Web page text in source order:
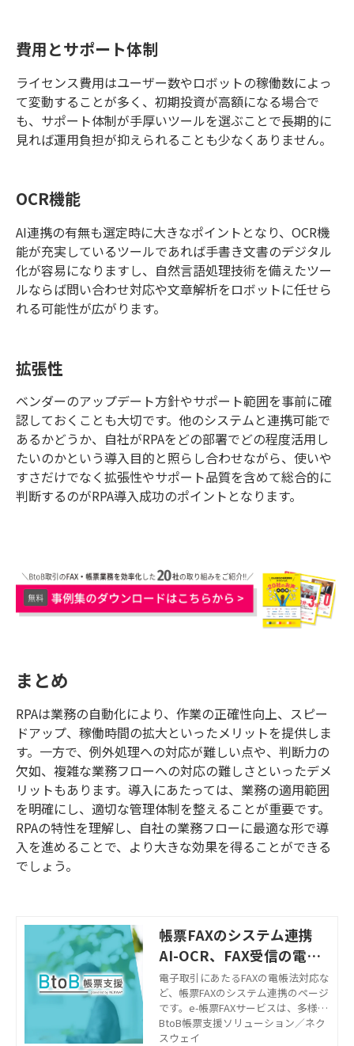
費用とサポート体制
ライセンス費用はユーザー数やロボットの稼働数によっ
て変動することが多く、初期投資が高額になる場合で
も、サポート体制が手厚いツールを選ぶことで長期的に
見れば運用負担が抑えられることも少なくありません。
OCR機能
AI連携の有無も選定時に大きなポイントとなり、OCR機
能が充実しているツールであれば手書き文書のデジタル
化が容易になりますし、自然言語処理技術を備えたツー
ルならば問い合わせ対応や文章解析をロボットに任せら
れる可能性が広がります。
拡張性
ベンダーのアップデート方針やサポート範囲を事前に確
認しておくことも大切です。他のシステムと連携可能で
あるかどうか、自社がRPAをどの部署でどの程度活用し
たいのかという導入目的と照らし合わせながら、使いや
すさだけでなく拡張性やサポート品質を含めて総合的に
判断するのがRPA導入成功のポイントとなります。
まとめ
RPAは業務の自動化により、作業の正確性向上、スピー
ドアップ、稼働時間の拡大といったメリットを提供しま
す。一方で、例外処理への対応が難しい点や、判断力の
欠如、複雑な業務フローへの対応の難しさといったデメ
リットもあります。導入にあたっては、業務の適用範囲
を明確にし、適切な管理体制を整えることが重要です。
RPAの特性を理解し、自社の業務フローに最適な形で導
入を進めることで、より大きな効果を得ることができる
でしょう。
帳票FAXのシステム連携
AI-OCR、FAX受信の電帳
法対応、FAX送信のERP・
EDI連携
電子取引にあたるFAXの電帳法対応な
ど、帳票FAXのシステム連携のページ
です。e-帳票FAXサービスは、多様な
通信プロトコル（WEB-API、FTP、H
TTP、SMTP、全銀TCP/IP）に対応
BtoB帳票支援ソリューション／ネク
スウェイ